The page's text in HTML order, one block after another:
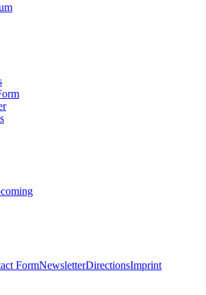
FormNewsletterDirectionsImprint